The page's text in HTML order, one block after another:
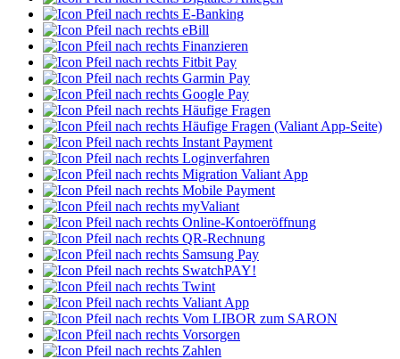
E-Banking
eBill
Finanzieren
Fitbit Pay
Garmin Pay
Google Pay
Häufige Fragen
Häufige Fragen (Valiant App-Seite)
Instant Payment
Loginverfahren
Migration Valiant App
Mobile Payment
myValiant
Online-Kontoeröffnung
QR-Rechnung
Samsung Pay
SwatchPAY!
Twint
Valiant App
Vom LIBOR zum SARON
Vorsorgen
Zahlen